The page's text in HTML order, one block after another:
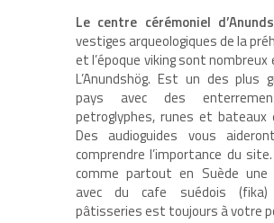
Le centre cérémoniel
vestiges arqueologiques de la
et l’époque viking sont nombreux
L’Anundshög. Est un des plus
pays avec des
petroglyphes, runes et bateaux
Des audioguides vous
comprendre l’importance du
comme partout en Suède une
avec du cafe suédois
pâtisseries est toujours à votre